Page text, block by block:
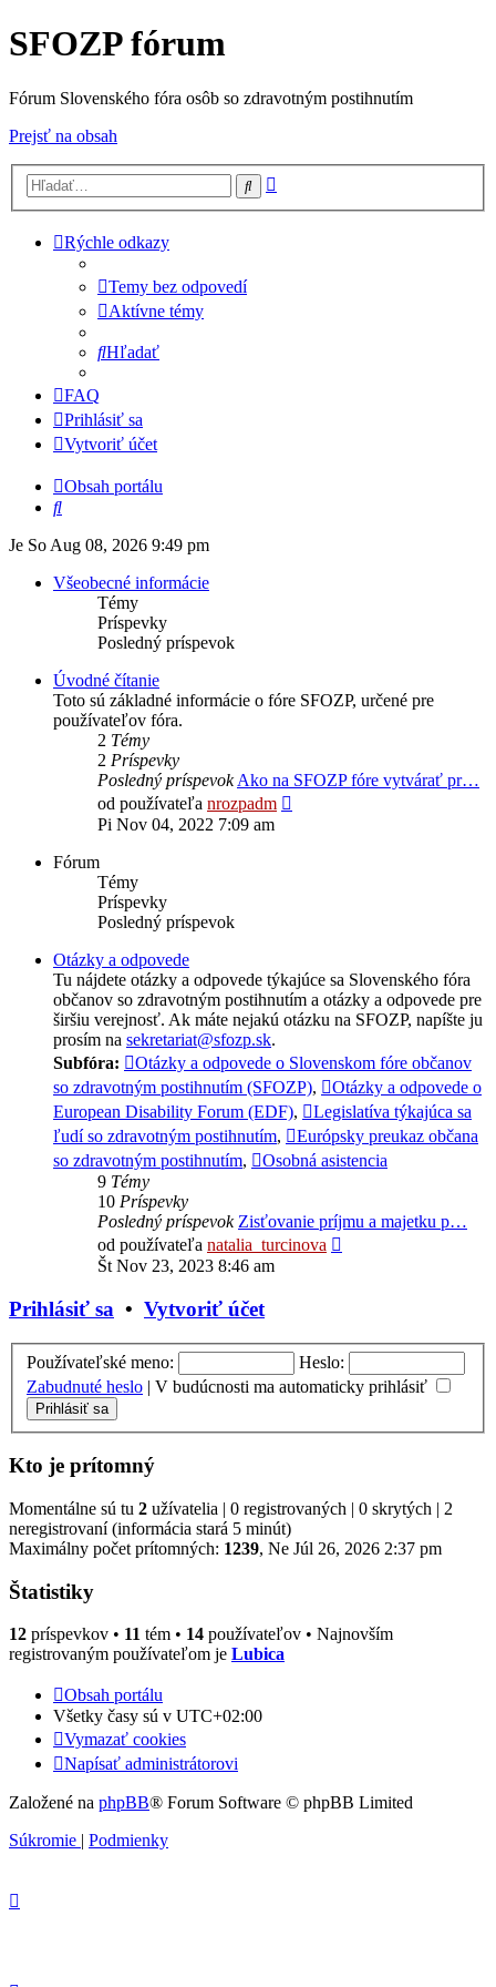
SFOZP fórum
Fórum Slovenského fóra osôb so zdravotným postihnutím
Prejsť na obsah
Hľadať
Rýchle odkazy
Temy bez odpovedí
Aktívne témy
Hľadať
FAQ
Prihlásiť sa
Vytvoriť účet
Obsah portálu
Hľadať
Je So Aug 08, 2026 9:49 pm
Všeobecné informácie
Témy
Príspevky
Posledný príspevok
Úvodné čítanie
Toto sú základné informácie o fóre SFOZP, určené pre
používateľov fóra.
2 Témy
2 Príspevky
Posledný príspevokAko na SFOZP fóre vytvárať pr…
od používateľa nrozpadm
Pi Nov 04, 2022 7:09 am
Fórum
Témy
Príspevky
Posledný príspevok
Otázky a odpovede
Tu nájdete otázky a odpovede týkajúce sa Slovenského fóra
občanov so zdravotným postihnutím a otázky a odpovede pre
širšiu verejnosť. Ak máte nejakú otázku na SFOZP, napíšte ju
prosím na sekretariat@sfozp.sk.
Subfóra:
Otázky a odpovede o Slovenskom fóre občanov
so zdravotným postihnutím (SFOZP),
Otázky a odpovede o
European Disability Forum (EDF),
Legislatíva týkajúca sa
ľudí so zdravotným postihnutím,
Európsky preukaz občana
so zdravotným postihnutím,
Osobná asistencia
9 Témy
10 Príspevky
Posledný príspevok Zisťovanie príjmu a majetku p…
od používateľa natalia_turcinova
Št Nov 23, 2023 8:46 am
Prihlásiť sa • Vytvoriť účet
Používateľské meno:
Heslo:
Zabudnuté heslo | V budúcnosti ma automaticky prihlásiť
Kto je prítomný
Momentálne sú tu 2 užívatelia | 0 registrovaných | 0 skrytých | 2
neregistrovaní (informácia stará 5 minút)
Maximálny počet prítomných: 1239, Ne Júl 26, 2026 2:37 pm
Štatistiky
12 príspevkov • 11 tém • 14 používateľov • Najnovším
registrovaným používateľom je Lubica
Obsah portálu
Všetky časy sú v UTC+02:00
Vymazať cookies
Napísať administrátorovi
Založené na phpBB® Forum Software © phpBB Limited
Súkromie | Podmienky